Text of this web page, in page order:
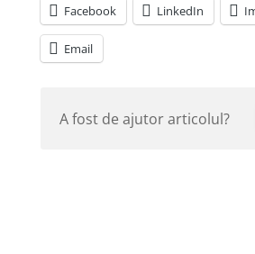
Facebook LinkedIn
Email
A fost de ajutor articolul?